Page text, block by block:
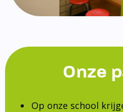
Onze
Op onze school